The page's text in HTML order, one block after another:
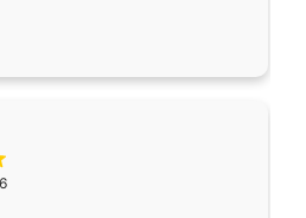
Собрали
аккуратно, даже